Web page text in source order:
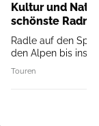
Kultur und
schönste
Radle auf den
den Alpen bis ins
Touren